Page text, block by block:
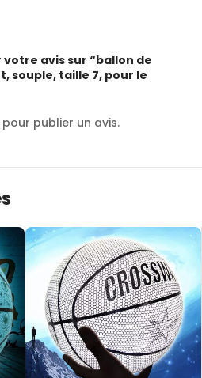
avis sur “ballon de
souple, taille 7, pour le
pour publier un avis.